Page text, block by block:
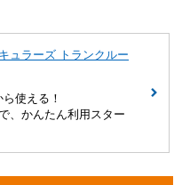
ュラーズ トランクルー
使える！
、かんたん利用スター